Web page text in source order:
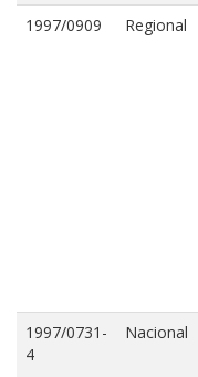
1997/0909 Regional
1997/0731-
4
Nacional